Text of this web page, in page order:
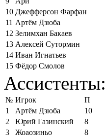
10 Джефферсон Фарфан
11 Артём Дзюба
12 Зелимхан Бакаев
13 Алексей Сутормин
14 Иван Игнатьев
15 Фёдор Смолов
Ассистенты:
№ Игрок
П
1
Артём Дзюба
10
2
Юрий Газинский
8
3
Жоаозиньо
8